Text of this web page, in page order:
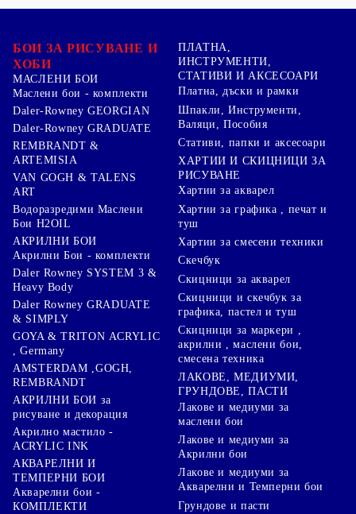
БОИ ЗА РИСУВАНЕ И
ХОБИ
МАСЛЕНИ БОИ
Маслени бои - комплекти
Daler-Rowney GEORGIAN
Daler-Rowney GRADUATE
REMBRANDT &
ARTEMISIA
VAN GOGH & TALENS
ART
Водоразредими Маслени
Бои H2OIL
АКРИЛНИ БОИ
Акрилни Бои - комплекти
Daler Rowney SYSTEM 3 &
Heavy Body
Daler Rowney GRADUATE
& SIMPLY
GOYA & TRITON АCRYLIC
, Germany
AMSTERDAM ,GOGH,
REMBRANDT
АКРИЛНИ БОИ за
рисуване и декорация
Акрилно мастило -
ACRYLIC INK
АКВАРЕЛНИ И
ТЕМПЕРНИ БОИ
Акварелни бои -
КОМПЛЕКТИ
ПЛАТНА,
ИНСТРУМЕНТИ,
СТАТИВИ И АКСЕСОАРИ
Платна, дъски и рамки
Шпакли, Инструменти,
Валяци, Пособия
Стативи, папки и аксесоари
ХАРТИИ И СКИЦНИЦИ ЗА
РИСУВАНЕ
Хартии за акварел
Хартии за графика , печат и
туш
Хартии за смесени техники
Скечбук
Скицници за акварел
Скицници и скечбук за
графика, пастел и туш
Скицници за маркери ,
акрилни , маслени бои,
смесена техника
ЛАКОВЕ, МЕДИУМИ,
ГРУНДОВЕ, ПАСТИ
Лакове и медиуми за
маслени бои
Лакове и медиуми за
Акрилни бои
Лакове и медиуми за
Акварелни и Темперни бои
Грундове и пасти